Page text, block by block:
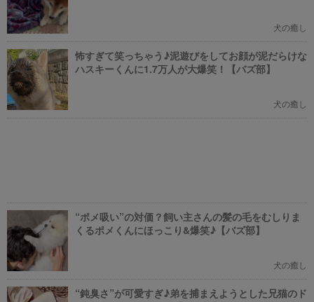
犬の癒し
怖すぎて笑っちゃう♪泥遊びをしてお顔が泥だらけな
ハスキーくんに1.7万人が大爆笑！【バズ部】
犬の癒し
“ポメ吸い”の対価？飼い主さんの髪の毛をむしりま
くるポメくんにほっこり&爆笑♪【バズ部】
犬の癒し
“鈍臭さ”が可愛すぎ♪弟を捕まえようとした兄猫のド